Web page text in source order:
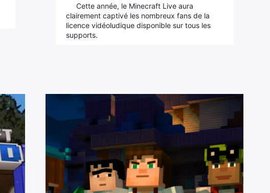
Cette année, le Minecraft Live aura
clairement captivé les nombreux fans de la
licence vidéoludique disponible sur tous les
supports.